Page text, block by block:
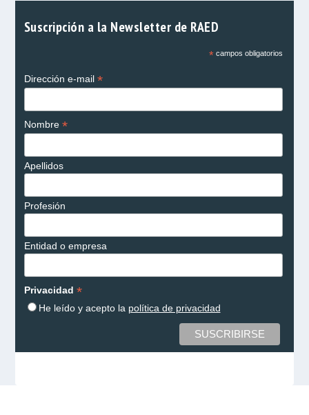
Suscripción a la Newsletter de RAED
*campos obligatorios
Dirección e-mail *
Nombre *
Apellidos
Profesión
Entidad o empresa
Privacidad *
He leído y acepto la política de privacidad